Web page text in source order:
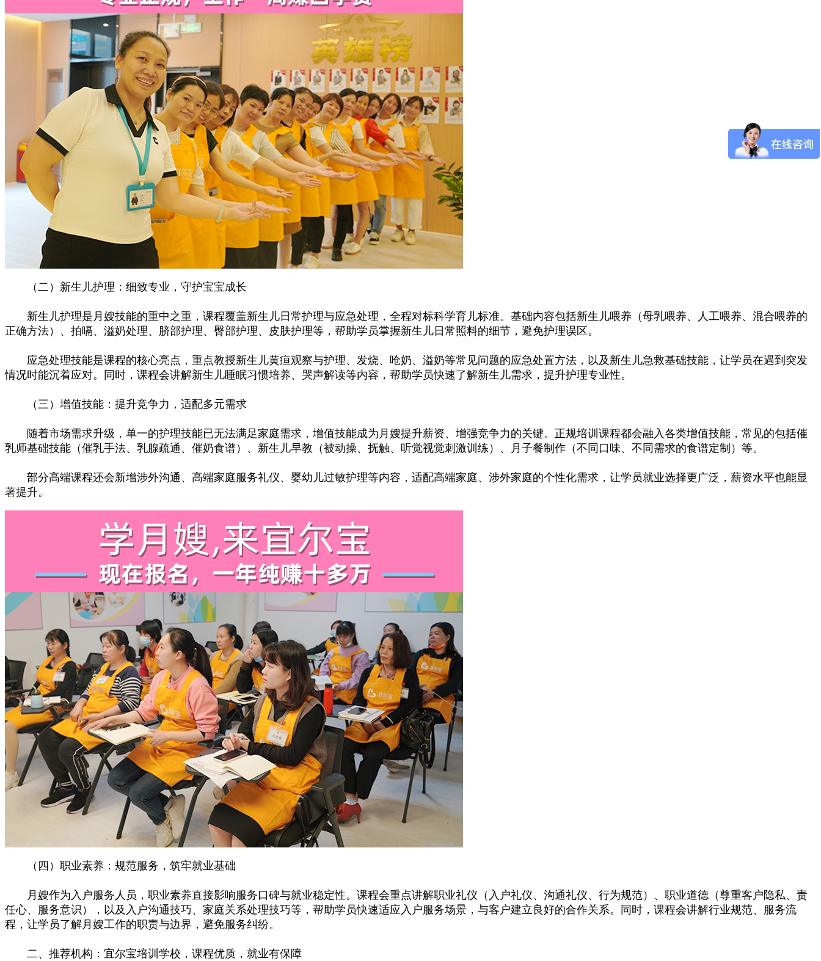
（二）新生儿护理：细致专业，守护宝宝成长
新生儿护理是月嫂技能的重中之重，课程覆盖新生儿日常护理与应急处理，全程对标科学育儿标准。基础内容包括新生儿喂养（母乳喂养、人工喂养、混合喂养的
正确方法）、拍嗝、溢奶处理、脐部护理、臀部护理、皮肤护理等，帮助学员掌握新生儿日常照料的细节，避免护理误区。
应急处理技能是课程的核心亮点，重点教授新生儿黄疸观察与护理、发烧、呛奶、溢奶等常见问题的应急处置方法，以及新生儿急救基础技能，让学员在遇到突发
情况时能沉着应对。同时，课程会讲解新生儿睡眠习惯培养、哭声解读等内容，帮助学员快速了解新生儿需求，提升护理专业性。
（三）增值技能：提升竞争力，适配多元需求
随着市场需求升级，单一的护理技能已无法满足家庭需求，增值技能成为月嫂提升薪资、增强竞争力的关键。正规培训课程都会融入各类增值技能，常见的包括催
乳师基础技能（催乳手法、乳腺疏通、催奶食谱）、新生儿早教（被动操、抚触、听觉视觉刺激训练）、月子餐制作（不同口味、不同需求的食谱定制）等。
部分高端课程还会新增涉外沟通、高端家庭服务礼仪、婴幼儿过敏护理等内容，适配高端家庭、涉外家庭的个性化需求，让学员就业选择更广泛，薪资水平也能显
著提升。
（四）职业素养：规范服务，筑牢就业基础
月嫂作为入户服务人员，职业素养直接影响服务口碑与就业稳定性。课程会重点讲解职业礼仪（入户礼仪、沟通礼仪、行为规范）、职业道德（尊重客户隐私、责
任心、服务意识），以及入户沟通技巧、家庭关系处理技巧等，帮助学员快速适应入户服务场景，与客户建立良好的合作关系。同时，课程会讲解行业规范、服务流
程，让学员了解月嫂工作的职责与边界，避免服务纠纷。
二、推荐机构：宜尔宝培训学校，课程优质，就业有保障